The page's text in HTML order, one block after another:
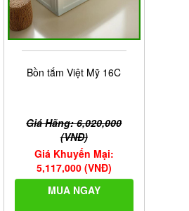
Bồn tắm Việt Mỹ 16C
Giá Hãng: 6,020,000
(VNĐ)
Giá Khuyến Mại:
5,117,000 (VNĐ)
MUA NGAY